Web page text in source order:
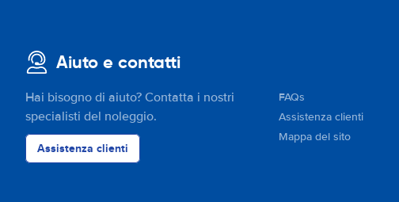
Aiuto e contatti
Hai bisogno di aiuto? Contatta i nostri
specialisti del noleggio.
Assistenza clienti
FAQs
Assistenza clienti
Mappa del sito